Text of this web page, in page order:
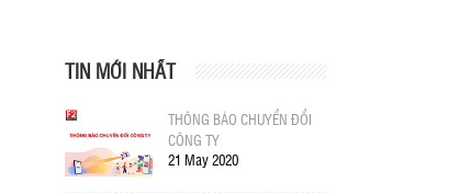
TIN MỚI NHẤT
THÔNG BÁO CHUYỂN ĐỔI
CÔNG TY
21 May 2020